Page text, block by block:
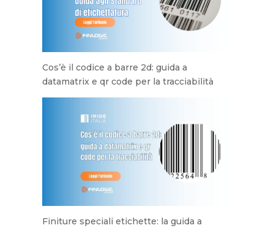
Cos’è il codice a barre 2d: guida a
datamatrix e qr code per la tracciabilità
Finiture speciali etichette: la guida a